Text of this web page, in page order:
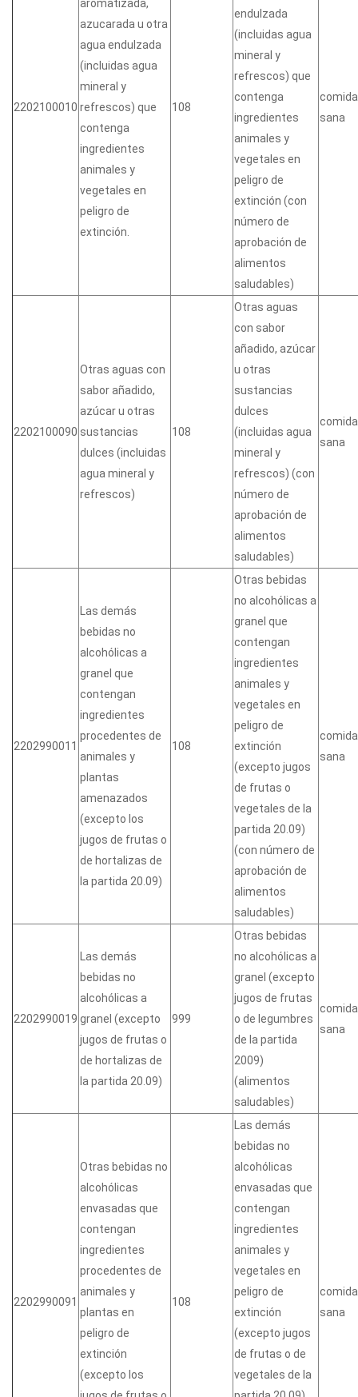
2202100010
aromatizada,
azucarada u otra
agua endulzada
(incluidas agua
mineral y
refrescos) que
contenga
ingredientes
animales y
vegetales en
peligro de
extinción.
108
endulzada
(incluidas agua
mineral y
refrescos) que
contenga
ingredientes
animales y
vegetales en
peligro de
extinción (con
número de
aprobación de
alimentos
saludables)
comida
sana
2202100090
Otras aguas con
sabor añadido,
azúcar u otras
sustancias
dulces (incluidas
agua mineral y
refrescos)
108
Otras aguas
con sabor
añadido, azúcar
u otras
sustancias
dulces
(incluidas agua
mineral y
refrescos) (con
número de
aprobación de
alimentos
saludables)
comida
sana
2202990011
Las demás
bebidas no
alcohólicas a
granel que
contengan
ingredientes
procedentes de
animales y
plantas
amenazados
(excepto los
jugos de frutas o
de hortalizas de
la partida 20.09)
108
Otras bebidas
no alcohólicas a
granel que
contengan
ingredientes
animales y
vegetales en
peligro de
extinción
(excepto jugos
de frutas o
vegetales de la
partida 20.09)
(con número de
aprobación de
alimentos
saludables)
comida
sana
2202990019
Las demás
bebidas no
alcohólicas a
granel (excepto
jugos de frutas o
de hortalizas de
la partida 20.09)
999
Otras bebidas
no alcohólicas a
granel (excepto
jugos de frutas
o de legumbres
de la partida
2009)
(alimentos
saludables)
comida
sana
2202990091
Otras bebidas no
alcohólicas
envasadas que
contengan
ingredientes
procedentes de
animales y
plantas en
peligro de
extinción
(excepto los
108
Las demás
bebidas no
alcohólicas
envasadas que
contengan
ingredientes
animales y
vegetales en
peligro de
extinción
(excepto jugos
de frutas o de
vegetales de la
comida
sana